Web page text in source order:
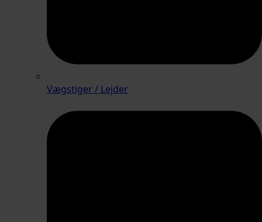
Vægstiger / Lejder